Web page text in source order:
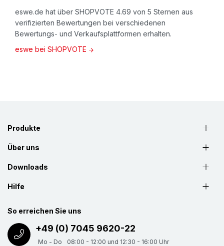
eswe.de hat über SHOPVOTE 4.69 von 5 Sternen aus
verifizierten Bewertungen bei verschiedenen
Bewertungs- und Verkaufsplattformen erhalten.
eswe bei SHOPVOTE
Produkte
Über uns
Downloads
Hilfe
So erreichen Sie uns
+49 (0) 7045 9620-22
Mo - Do
08:00 - 12:00 und 12:30 - 16:00 Uhr